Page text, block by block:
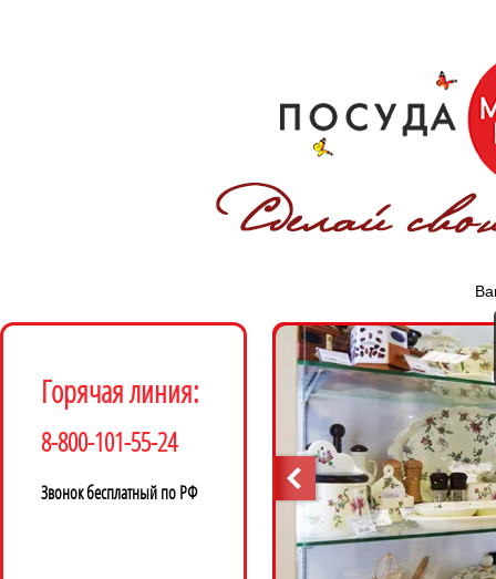
Горячая линия:
8-800-101-55-24
Звонок бесплатный по РФ